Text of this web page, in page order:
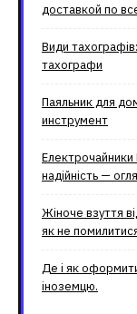
доставкой по
Види
тахографи
Паяльник для
инструмент
Електрочайники
надійність —
Жіноче взуття
як не
Де і як
іноземцю.